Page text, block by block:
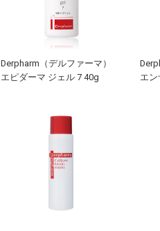
Derpharm（デルファーマ）
エピダーマ ジェル 7 40g
エ